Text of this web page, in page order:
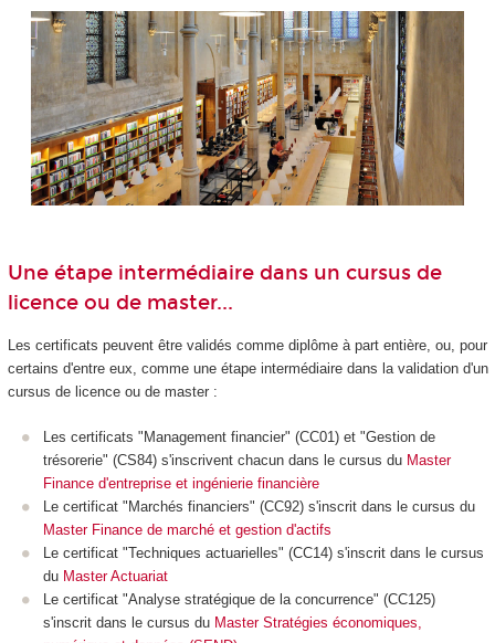
Une étape intermédiaire dans un cursus de
licence ou de master...
Les certificats peuvent être validés comme diplôme à part entière, ou, pour
certains d'entre eux, comme une étape intermédiaire dans la validation d'un
cursus de licence ou de master :
Les certificats "Management financier" (CC01) et "Gestion de
trésorerie" (CS84) s'inscrivent chacun dans le cursus du Master
Finance d'entreprise et ingénierie financière
Le certificat "Marchés financiers" (CC92) s'inscrit dans le cursus du
Master Finance de marché et gestion d'actifs
Le certificat "Techniques actuarielles" (CC14) s'inscrit dans le cursus
du Master Actuariat
Le certificat "Analyse stratégique de la concurrence" (CC125)
s'inscrit dans le cursus du Master Stratégies économiques,